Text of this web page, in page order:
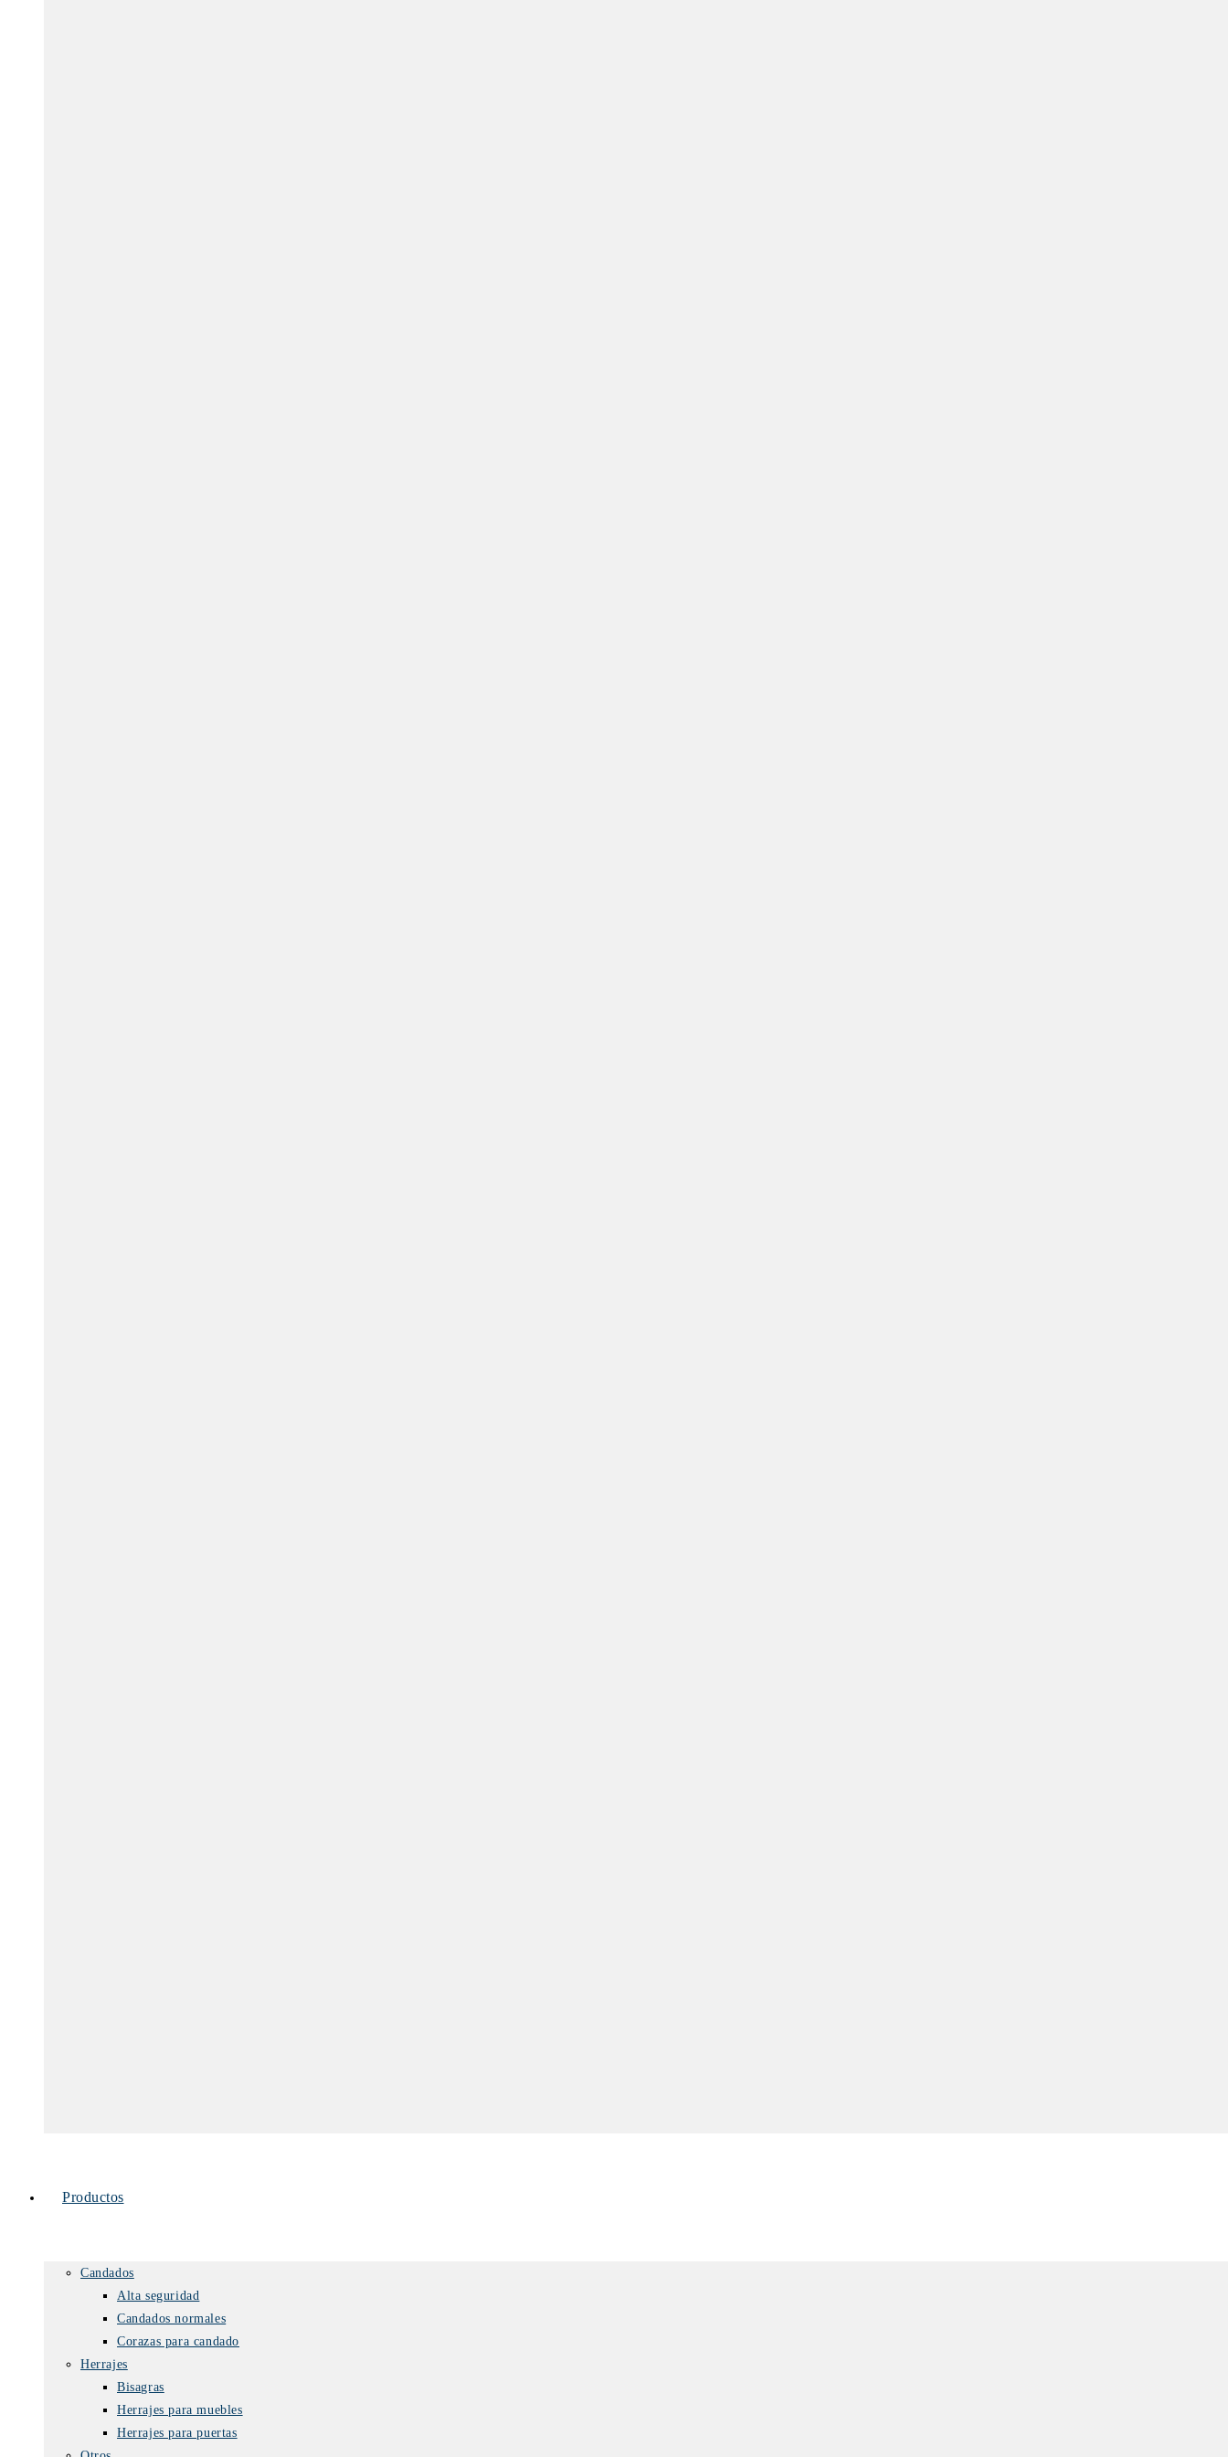
Productos
Candados
Alta seguridad
Candados normales
Corazas para candado
Herrajes
Bisagras
Herrajes para muebles
Herrajes para puertas